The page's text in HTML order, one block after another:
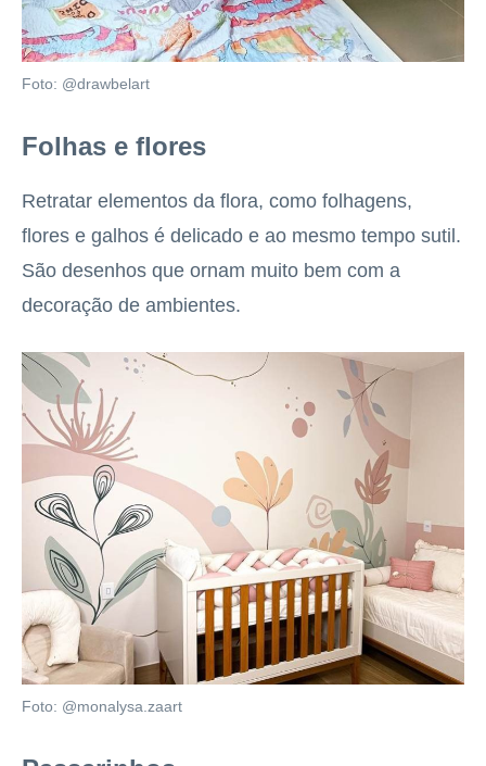
Foto: @drawbelart
Folhas e flores
Retratar elementos da flora, como folhagens,
flores e galhos é delicado e ao mesmo tempo sutil.
São desenhos que ornam muito bem com a
decoração de ambientes.
Foto: @monalysa.zaart